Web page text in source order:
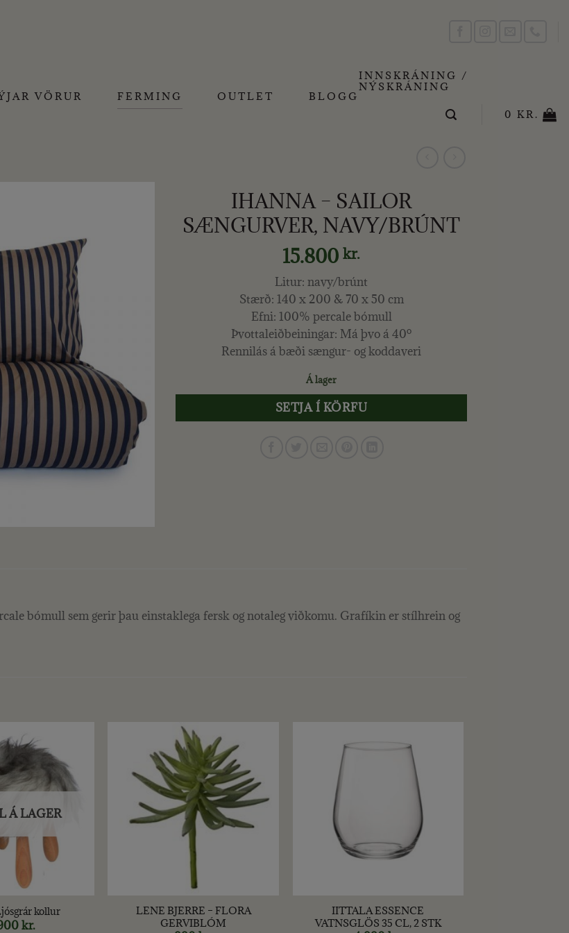
VÖRUR FERMING OUTLET BLOGG
INNSKRÁNING /
NÝSKRÁNING
0 KR.
IHANNA – SAILOR
SÆNGURVER, NAVY/BRÚNT
15.800 kr.
Litur: navy/brúnt
Stærð: 140 x 200 & 70 x 50 cm
Efni: 100% percale bómull
Þvottaleiðbeiningar: Má þvo á 40º
Rennilás á bæði sængur- og koddaveri
Á lager
SETJA Í KÖRFU
bómull sem gerir þau einstaklega fersk og notaleg viðkomu. Grafíkin er stílhrein og
Á LAGER
kollur
kr.
LENE BJERRE – FLORA
GERVIBLÓM
IITTALA ESSENCE
VATNSGLÖS 35 CL, 2 STK